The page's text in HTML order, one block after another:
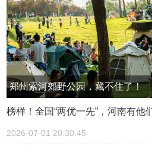
郑州索河郊野公园，藏不住了！
榜样！全国“两优一先”，河南有他
2026-07-01 20:30:45